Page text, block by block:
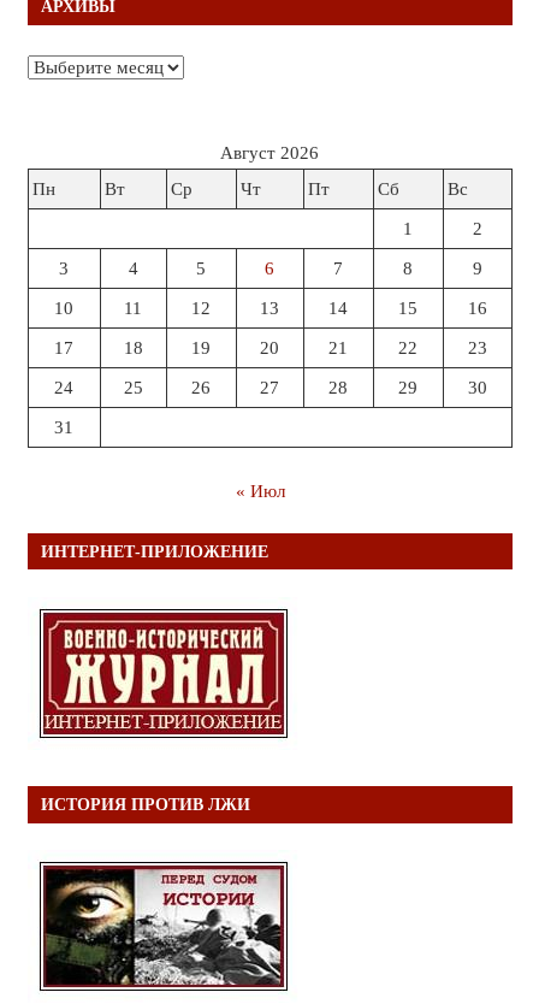
АРХИВЫ
Архивы
Август 2026
Пн
Вт Ср Чт Пт Сб Вс
1 2
3 4 5 6 7 8 9
10 11 12 13 14 15 16
17 18 19 20 21 22 23
24 25 26 27 28 29 30
31
« Июл
ИНТЕРНЕТ-ПРИЛОЖЕНИЕ
ИСТОРИЯ ПРОТИВ ЛЖИ